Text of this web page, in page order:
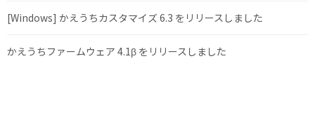
[Windows] かえうちカスタマイズ 6.3 をリリースしました
かえうちファームウェア 4.1β をリリースしました